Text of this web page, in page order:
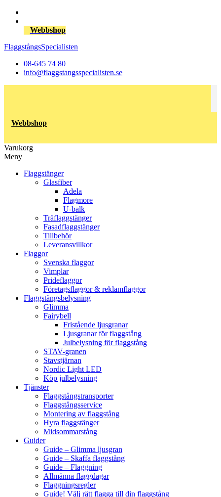
Webbshop
FlaggstångsSpecialisten
08-645 74 80
info@flaggstangsspecialisten.se
Webbshop
Varukorg
Meny
Flaggstänger
Glasfiber
Adela
Flagmore
U-balk
Träflaggstänger
Fasadflaggstänger
Tillbehör
Leveransvillkor
Flaggor
Svenska flaggor
Vimplar
Prideflaggor
Företagsflaggor & reklamflaggor
Flaggstångsbelysning
Glimma
Fairybell
Fristående ljusgranar
Ljusgranar för flaggstång
Julbelysning för flaggstång
STAV-granen
Stavstjärnan
Nordic Light LED
Köp julbelysning
Tjänster
Flaggstångstransporter
Flaggstångsservice
Montering av flaggstång
Hyra flaggstänger
Midsommarstång
Guider
Guide – Glimma ljusgran
Guide – Skaffa flaggstång
Guide – Flaggning
Allmänna flaggdagar
Flaggningsregler
Guide! Välj rätt flagga till din flaggstång